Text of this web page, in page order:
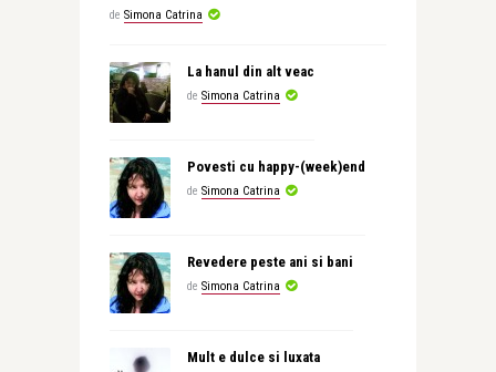
de Simona Catrina
La hanul din alt veac
de Simona Catrina
Povesti cu happy-(week)end
de Simona Catrina
Revedere peste ani si bani
de Simona Catrina
Mult e dulce si luxata